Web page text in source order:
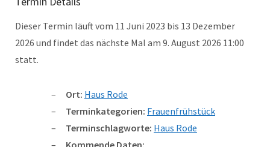
Dieser Termin läuft vom 11 Juni 2023 bis 13 Dezember
2026 und findet das nächste Mal am 9. August 2026 11:00
statt.
Ort: Haus Rode
Terminkategorien: Frauenfrühstück
Terminschlagworte: Haus Rode
Kommende Daten: